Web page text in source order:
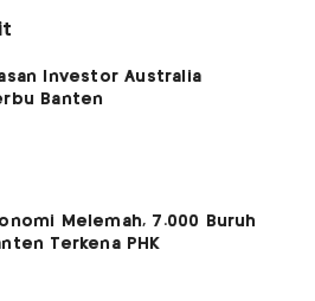
Investor Australia
Banten
Melemah, 7.000 Buruh
Terkena PHK